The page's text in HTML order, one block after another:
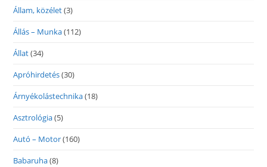
Állam, közélet(3)
Állás – Munka(112)
Állat(34)
Apróhirdetés(30)
Árnyékolástechnika(18)
Asztrológia(5)
Autó – Motor(160)
Babaruha(8)